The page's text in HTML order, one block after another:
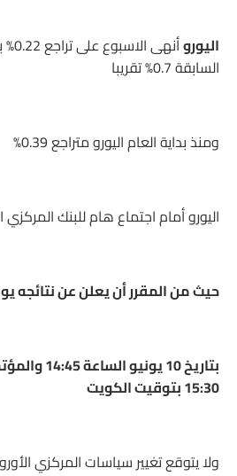
اليورو
السابقة 0.7% تقريبا
ومنذ بداية العام اليورو متراجع 0.39%
اليورو أمام اجتماع هام للبنك المركزي
حيث من المقرر أن يعلن عن نتائجه
بتاريخ 10
15:30 بتوقيت الكويت
ولا يتوقع تغيير سياسات المركزي